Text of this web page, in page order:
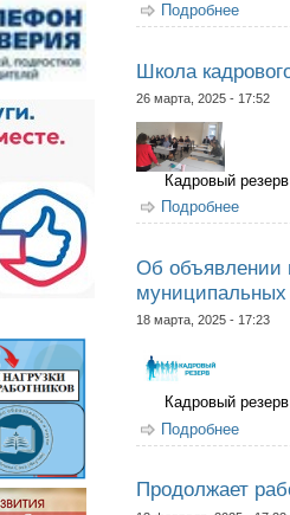
Подробнее
Школа
26 марта, 2025 - 17:52
Кадровый
Подробнее
Об объявлении
муниципальных
18 марта, 2025 - 17:23
Кадровый
Подробнее о Об
Продолжает